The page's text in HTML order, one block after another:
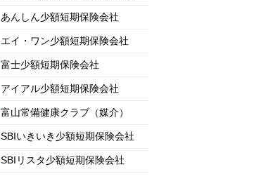
あんしん少額短期保険会社
エイ・ワン少額短期保険会社
富士少額短期保険会社
アイアル少額短期保険会社
富山常備健康クラブ（媒介）
SBIいきいき少額短期保険会社
SBIリスタ少額短期保険会社